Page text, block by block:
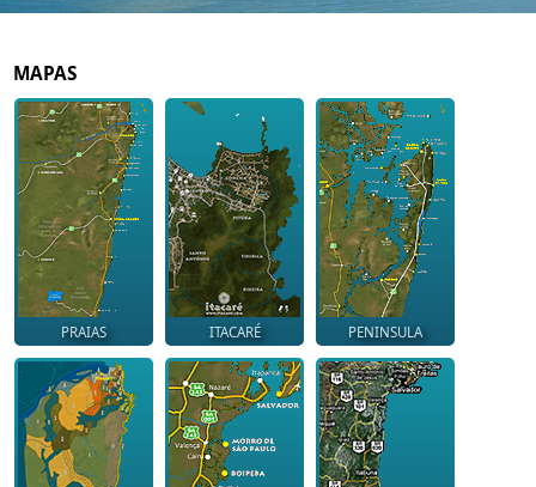
MAPAS
PRAIAS ITACARÉ PENINSULA